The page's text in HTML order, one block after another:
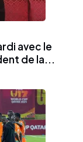
avec le
de la...